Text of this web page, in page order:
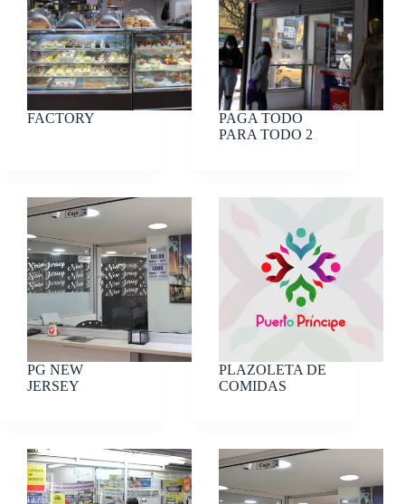
FACTORY
PAGA TODO
PARA TODO 2
PG NEW
JERSEY
PLAZOLETA DE
COMIDAS